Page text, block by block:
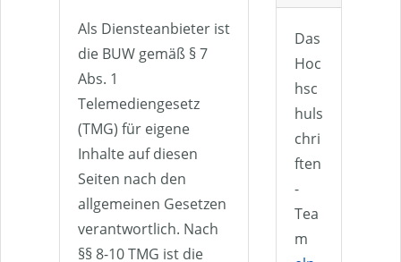
Als Diensteanbieter ist
die BUW gemäß § 7
Abs. 1
Telemediengesetz
(TMG) für eigene
Inhalte auf diesen
Seiten nach den
allgemeinen Gesetzen
verantwortlich. Nach
§§ 8-10 TMG ist die
Das
Hoc
hsc
huls
chri
ften
-
Tea
m